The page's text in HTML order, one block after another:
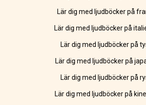
Lär dig med ljudböcker på
Lär dig med ljudböcker på
Lär dig med ljudböcker på
Lär dig med ljudböcker på
Lär dig med ljudböcker på
Lär dig med ljudböcker på